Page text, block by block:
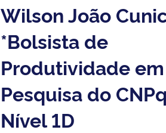
Wilson João
*Bolsista de
Produtividade em
Pesquisa do
Nível 1D